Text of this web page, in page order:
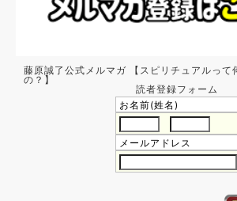
藤原誠了公式メルマガ 【スピリチュアルって
の？】
読者登録フォーム
お名前(姓名)
メールアドレス